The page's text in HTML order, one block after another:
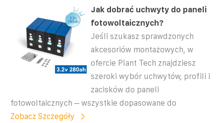
Jak dobrać uchwyty do paneli
fotowoltaicznych?
Jeśli szukasz sprawdzonych
akcesoriów montażowych, w
ofercie Plant Tech znajdziesz
szeroki wybór uchwytów, profili i
zacisków do paneli
fotowoltaicznych – wszystkie dopasowane do
Zobacz Szczegóły